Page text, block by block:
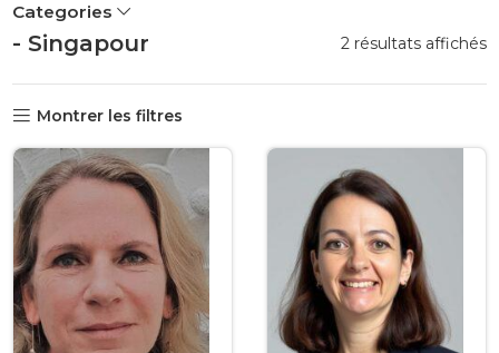
Categories
- Singapour 2 résultats affichés
Montrer les filtres